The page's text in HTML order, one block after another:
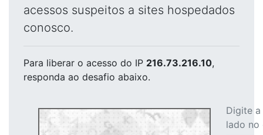
acessos suspeitos a sites hospedados
conosco.
Para liberar o acesso do IP 216.73.216.10,
responda ao desafio abaixo.
Digite
lado no